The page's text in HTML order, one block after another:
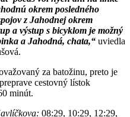
okrem posledného
z Jahodnej okrem
a výstup s bicyklom je možný
a Jahodná, chata,“ uviedla
za batožinu, preto je
cestovný lístok
minút.
08:29, 10:29, 12:29,